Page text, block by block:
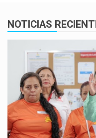
NOTICIAS